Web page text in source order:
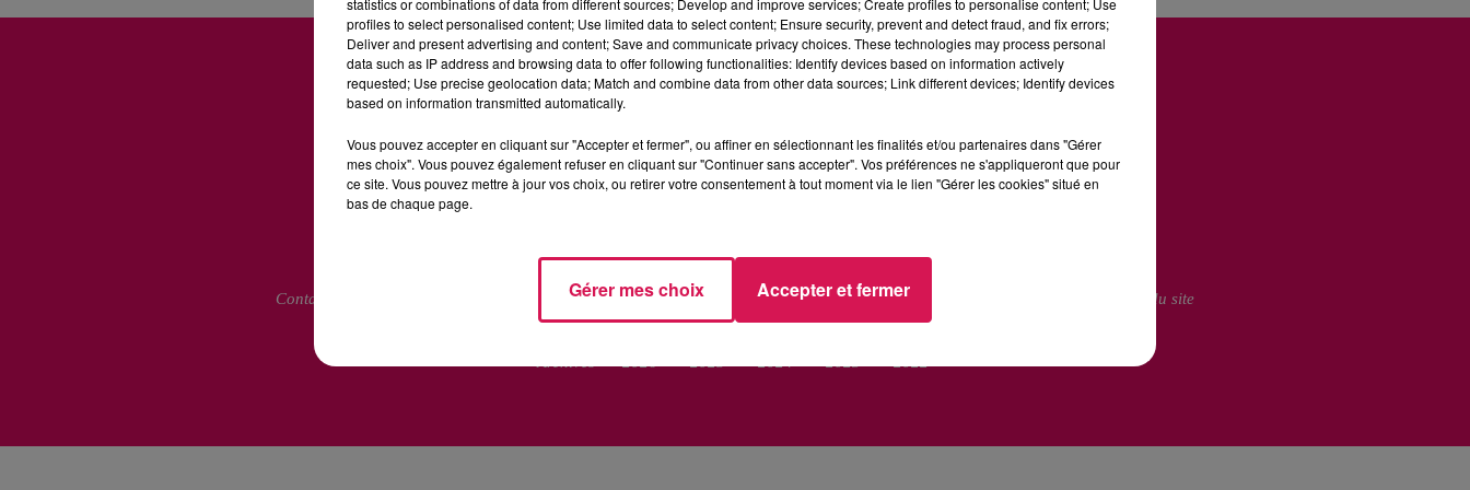
RADIO INFOS PODCAST AGENDA JEU
Contactez-nous Politique de Confidentialité Gestion des Cookies Plan du site
statistics or combinations of data from different sources; Develop and improve services; Create profiles to personalise content; Use
profiles to select personalised content; Use limited data to select content; Ensure security, prevent and detect fraud, and fix errors;
Deliver and present advertising and content; Save and communicate privacy choices. These technologies may process personal
data such as IP address and browsing data to offer following functionalities: Identify devices based on information actively
requested; Use precise geolocation data; Match and combine data from other data sources; Link different devices; Identify devices
based on information transmitted automatically.
Vous pouvez accepter en cliquant sur "Accepter et fermer", ou affiner en sélectionnant les finalités et/ou partenaires dans "Gérer
mes choix". Vous pouvez également refuser en cliquant sur "Continuer sans accepter". Vos préférences ne s'appliqueront que pour
ce site. Vous pouvez mettre à jour vos choix, ou retirer votre consentement à tout moment via le lien "Gérer les cookies" situé en
bas de chaque page.
Gérer mes choix Accepter et fermer